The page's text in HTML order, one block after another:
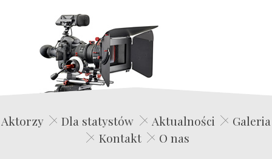
Edwin Film Agencja Aktorska
Aktorzy Dla statystów Aktualności
Galeria
Kontakt
O nas